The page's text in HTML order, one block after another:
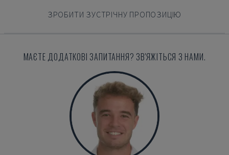
ЗРОБИТИ ЗУСТРІЧНУ ПРОПОЗИЦІЮ
МАЄТЕ ДОДАТКОВІ ЗАПИТАННЯ? ЗВ'ЯЖІТЬСЯ З НАМИ.